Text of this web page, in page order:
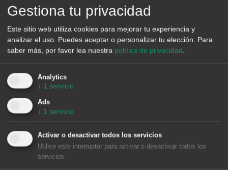
Metodología Alea utilizada en las previsiones para el sector de la energía.
Gestiona tu privacidad
Este sitio web utiliza cookies para mejorar tu experiencia y
analizar el uso. Puedes aceptar o personalizar tu elección. Para
saber más, por favor lea nuestra política de privacidad.
Analytics
↓ 1 servicio
Ads
↓ 1 servicio
Activar o desactivar todos los servicios
Utilice este interruptor para activar o desactivar todos los
servicios.